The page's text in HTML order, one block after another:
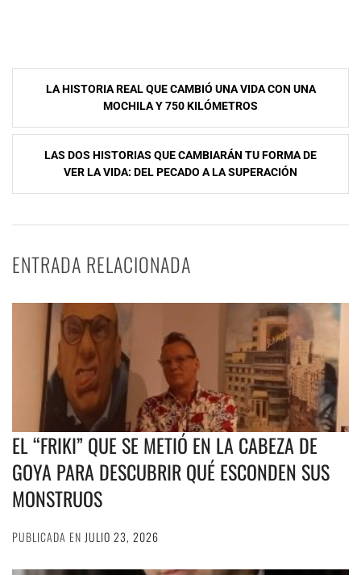
Navegación
entradas
LA HISTORIA REAL QUE CAMBIÓ UNA VIDA CON UNA
MOCHILA Y 750 KILÓMETROS
LAS DOS HISTORIAS QUE CAMBIARÁN TU FORMA DE
VER LA VIDA: DEL PECADO A LA SUPERACIÓN
ENTRADA RELACIONADA
EL “FRIKI” QUE SE METIÓ EN LA CABEZA DE
GOYA PARA DESCUBRIR QUÉ ESCONDEN SUS
MONSTRUOS
PUBLICADA EN JULIO 23, 2026